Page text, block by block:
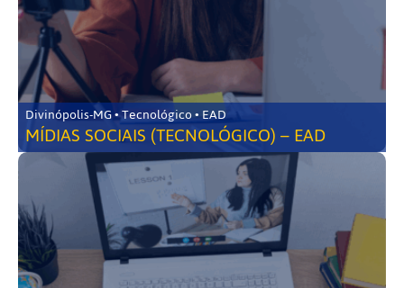
Divinópolis-MG • Tecnológico • EAD
MÍDIAS SOCIAIS (TECNOLÓGICO) – EAD